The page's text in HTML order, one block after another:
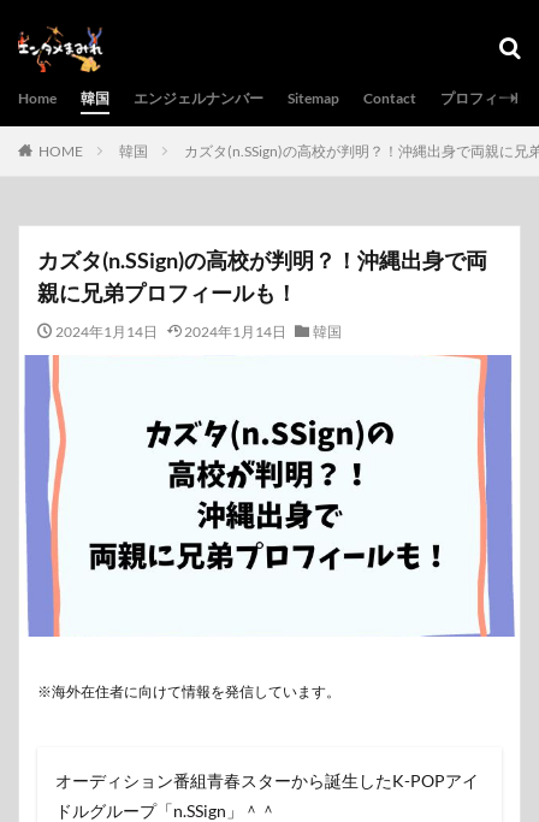
Home 韓国 エンジェルナンバー Sitemap Contact プロフィール
HOME 韓国 カズタ(n.SSign)の高校が判明？！沖縄出身で両親に兄
カズタ(n.SSign)の高校が判明？！沖縄出身で両
親に兄弟プロフィールも！
2024年1月14日 2024年1月14日 韓国
※海外在住者に向けて情報を発信しています。
オーディション番組青春スターから誕生したK-POPアイ
ドルグループ「n.SSign」＾＾